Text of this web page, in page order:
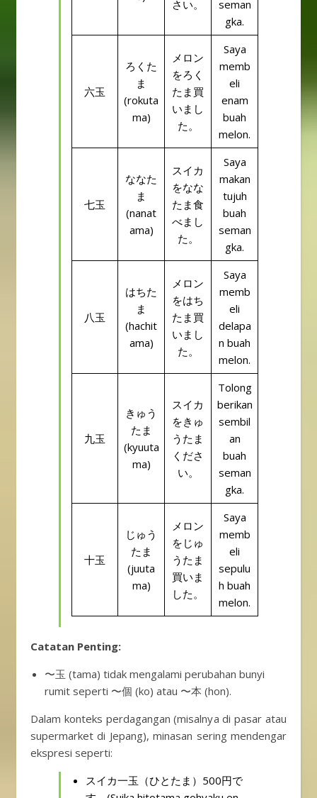
さい。
seman
gka.
六玉
ろくた
ま
(rokuta
ma)
メロン
をろく
たま買
いまし
た。
Saya
memb
eli
enam
buah
melon.
七玉
ななた
ま
(nanat
ama)
スイカ
をなな
たま食
べまし
た。
Saya
makan
tujuh
buah
seman
gka.
八玉
はちた
ま
(hachit
ama)
メロン
をはち
たま買
いまし
た。
Saya
memb
eli
delapa
n buah
melon.
九玉
きゅう
たま
(kyuuta
ma)
スイカ
をきゅ
うたま
くださ
い。
Tolong
berikan
sembil
an
buah
seman
gka.
十玉
じゅう
たま
(juuta
ma)
メロン
をじゅ
うたま
買いま
した。
Saya
memb
eli
sepulu
h buah
melon.
Catatan Penting:
〜玉 (tama) tidak mengalami perubahan bunyi
rumit seperti 〜個 (ko) atau 〜本 (hon).
Dalam konteks perdagangan (misalnya di pasar atau
supermarket di Jepang), minasan sering mendengar
ekspresi seperti:
スイカ一玉（ひとたま）500円で